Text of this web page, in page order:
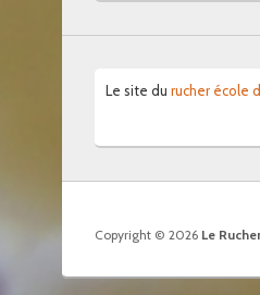
Le site du rucher école
Copyright © 2026 Le